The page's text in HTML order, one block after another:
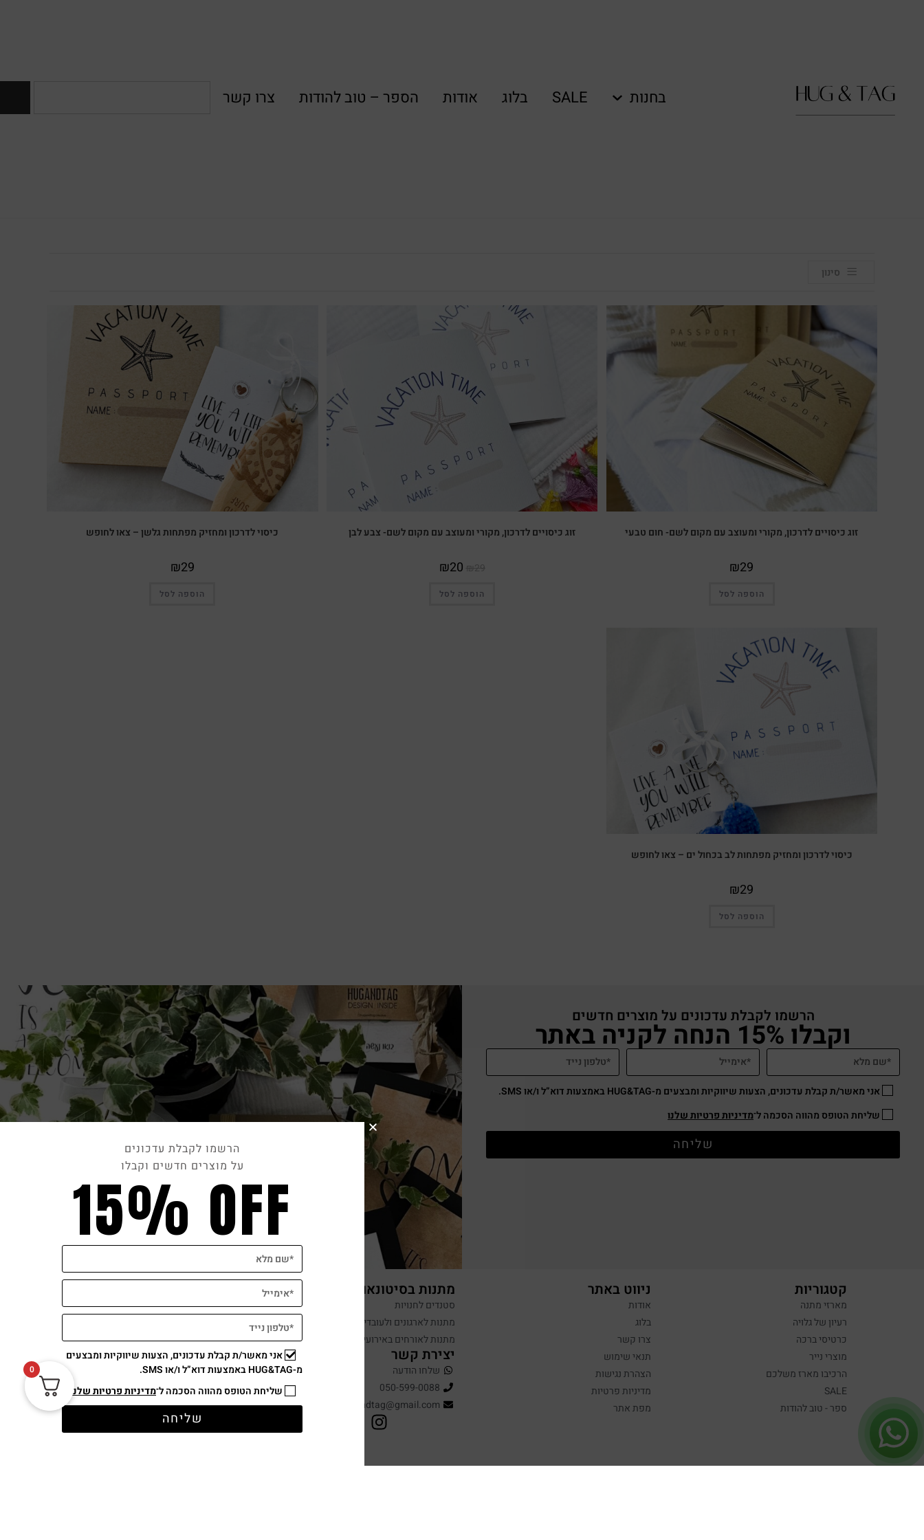
בחנות SALE בלוג אודות הספר – טוב להודות צרו קשר
סינון
זוג כיסויים לדרכון, מקורי ומעוצב עם מקום לשם- חום טבעי
₪29
הוספה לסל
זוג כיסויים לדרכון, מקורי ומעוצב עם מקום לשם- צבע לבן
₪20
הוספה לסל
כיסוי לדרכון ומחזיק מפתחות גלשן – צאו לחופש
₪29
הוספה לסל
כיסוי לדרכון ומחזיק מפתחות לב בכחול ים – צאו לחופש
₪29
הוספה לסל
הרשמו לקבלת עדכונים על מוצרים חדשים
וקבלו 15% הנחה לקניה באתר
אני מאשר/ת קבלת עדכונים, הצעות שיווקיות ומבצעים מ-HUG&TAG באמצעות דוא”ל ו/או SMS.
שליחת הטופס מהווה הסכמה ל־מדיניות פרטיות שלנו
שליחה
קטגוריות
מארזי מתנה
רעיון של גלויה
כרטיסי ברכה
מוצרי נייר
הרכיבו מארז משלכם
SALE
ספר - טוב להודות
ניווט באתר
אודות
בלוג
צרו קשר
תנאי שימוש
הצהרת נגישות
מדיניות פרטיות
מפת אתר
מתנות בסיטונאות
סטנדים לחנויות
מתנות לארגונים ולעובדים
מתנות לאורחים באירועים
יצירת קשר
שלחו הודעה
050-599-0088
hugandtag@gmail.com
תשלום מאובטח 0
הרשמו לקבלת עדכונים
על מוצרים חדשים וקבלו
15% OFF
אני מאשר/ת קבלת עדכונים, הצעות שיווקיות ומבצעים
מ-HUG&TAG באמצעות דוא”ל ו/או SMS.
שליחת הטופס מהווה הסכמה ל־מדיניות פרטיות שלנו
שליחה